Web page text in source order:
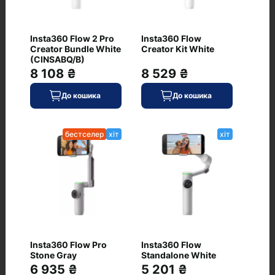
В наявності
Код: WT-7535
Gimbal Stabilizer for
SMARTM2PRO-W)
0
До кошика
бестселер
DJI Osmo Mobile 6
Insta360 Flow 2 Pro
Creator Bundle White
(CINSABQ/B)
8 108 ₴
До кошика
Insta360 Flow
Creator Kit White
8 529 ₴
До кошика
бестселер хіт
Insta360 Flow Pro
Stone Gray
6 935 ₴
хіт
Insta360 Flow
Standalone White
5 201 ₴